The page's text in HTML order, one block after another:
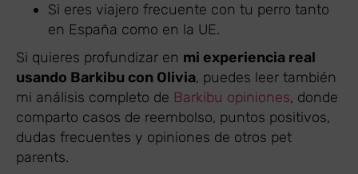
Si eres viajero frecuente con tu perro tanto
en España como en la UE.
Si quieres profundizar en mi experiencia real
usando Barkibu con Olivia, puedes leer también
mi análisis completo de Barkibu opiniones, donde
comparto casos de reembolso, puntos positivos,
dudas frecuentes y opiniones de otros pet
parents.